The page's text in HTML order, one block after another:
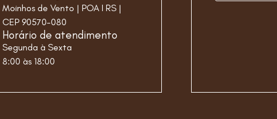
Moinhos de Vento | POA I RS |
CEP 90570-080
Horário de atendimento
Segunda à Sexta
8:00 às 18:00